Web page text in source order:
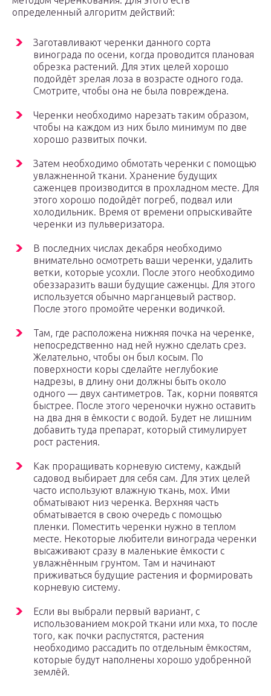
определенный алгоритм действий:
Заготавливают черенки данного сорта
винограда по осени, когда проводится плановая
обрезка растений. Для этих целей хорошо
подойдёт зрелая лоза в возрасте одного года.
Смотрите, чтобы она не была повреждена.
Черенки необходимо нарезать таким образом,
чтобы на каждом из них было минимум по две
хорошо развитых почки.
Затем необходимо обмотать черенки с помощью
увлажненной ткани. Хранение будущих
саженцев производится в прохладном месте. Для
этого хорошо подойдёт погреб, подвал или
холодильник. Время от времени опрыскивайте
черенки из пульверизатора.
В последних числах декабря необходимо
внимательно осмотреть ваши черенки, удалить
ветки, которые усохли. После этого необходимо
обеззаразить ваши будущие саженцы. Для этого
используется обычно марганцевый раствор.
После этого промойте черенки водичкой.
Там, где расположена нижняя почка на черенке,
непосредственно над ней нужно сделать срез.
Желательно, чтобы он был косым. По
поверхности коры сделайте неглубокие
надрезы, в длину они должны быть около
одного — двух сантиметров. Так, корни появятся
быстрее. После этого череночки нужно оставить
на два дня в ёмкости с водой. Будет не лишним
добавить туда препарат, который стимулирует
рост растения.
Как проращивать корневую систему, каждый
садовод выбирает для себя сам. Для этих целей
часто используют влажную ткань, мох. Ими
обматывают низ черенка. Верхняя часть
обматывается в свою очередь с помощью
пленки. Поместить черенки нужно в теплом
месте. Некоторые любители винограда черенки
высаживают сразу в маленькие ёмкости с
увлажнённым грунтом. Там и начинают
приживаться будущие растения и формировать
корневую систему.
Если вы выбрали первый вариант, с
использованием мокрой ткани или мха, то после
того, как почки распустятся, растения
необходимо рассадить по отдельным ёмкостям,
которые будут наполнены хорошо удобренной
землёй.